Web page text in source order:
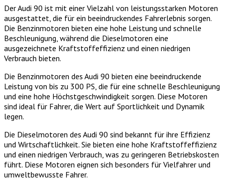
Der Audi 90 ist mit einer Vielzahl von leistungsstarken Motoren
ausgestattet, die für ein beeindruckendes Fahrerlebnis sorgen.
Die Benzinmotoren bieten eine hohe Leistung und schnelle
Beschleunigung, während die Dieselmotoren eine
ausgezeichnete Kraftstoffeffizienz und einen niedrigen
Verbrauch bieten.
Die Benzinmotoren des Audi 90 bieten eine beeindruckende
Leistung von bis zu 300 PS, die für eine schnelle Beschleunigung
und eine hohe Höchstgeschwindigkeit sorgen. Diese Motoren
sind ideal für Fahrer, die Wert auf Sportlichkeit und Dynamik
legen.
Die Dieselmotoren des Audi 90 sind bekannt für ihre Effizienz
und Wirtschaftlichkeit. Sie bieten eine hohe Kraftstoffeffizienz
und einen niedrigen Verbrauch, was zu geringeren Betriebskosten
führt. Diese Motoren eignen sich besonders für Vielfahrer und
umweltbewusste Fahrer.